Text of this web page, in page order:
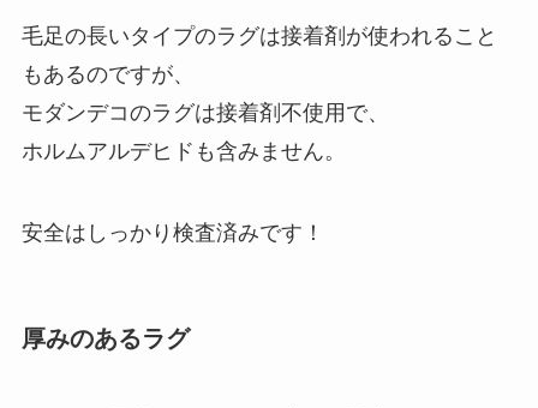
毛足の長いタイプのラグは接着剤が使われること
もあるのですが、
モダンデコのラグは接着剤不使用で、
ホルムアルデヒドも含みません。
安全はしっかり検査済みです！
厚みのあるラグ